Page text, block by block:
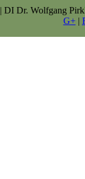
| DI Dr. Wolfgang
G+|